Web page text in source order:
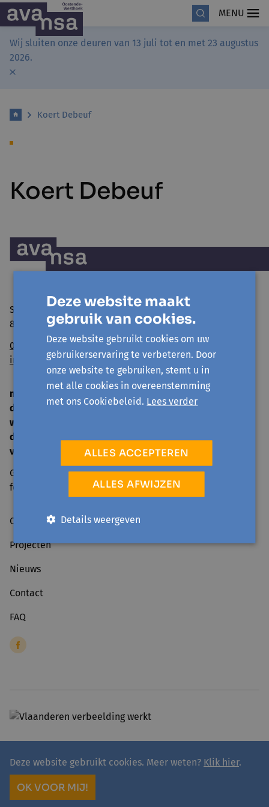
MENU
Wij sluiten onze deuren van 13 juli tot en met 23 augustus
2026.
Koert Debeuf
Koert Debeuf
Sint Niklaasstraat 8
8400 Oostende
059/50 39 52
info@avansa-ow.be
ma
di
9 u. - 12 u. | 14 u. - 16 u.
woe
do
vrij
Gesloten tijdens schoolvakanties en op officiële
feestdagen.
Over ons
Projecten
Nieuws
Contact
FAQ
© 2026 - avansa
Algemene voorwaarden
site by
Deze website gebruikt cookies. Meer weten? Klik hier.
OK VOOR MIJ!
Deze website maakt
gebruik van cookies.
Deze website gebruikt cookies om uw
gebruikerservaring te verbeteren. Door
onze website te gebruiken, stemt u in
met alle cookies in overeenstemming
met ons Cookiebeleid. Lees verder
ALLES ACCEPTEREN
ALLES AFWIJZEN
Details weergeven